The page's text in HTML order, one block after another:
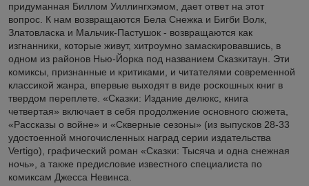
придуманная Биллом Уиллингхэмом, дает ответ на этот
вопрос. К нам возвращаются Бела Снежка и Бигби Волк,
Златовласка и Мальчик-Пастушок - возвращаются как
изгнанники, которые живут, хитроумно замаскировавшись, в
одном из районов Нью-Йорка под названием Сказкитаун. Эти
комиксы, признанные и критиками, и читателями современной
классикой жанра, впервые выходят в виде роскошных книг в
твердом переплете. «Сказки: Издание делюкс, книга
четвертая» включает в себя продолжение основного сюжета,
«Рассказы о войне» и «Скверные сезоны» (из выпусков 28-33
удостоенной многочисленных наград серии издательства
Vertigo), графический роман «Сказки: Тысяча и одна снежная
ночь», а также предисловие известного специалиста по
комиксам Джесса Невинса.